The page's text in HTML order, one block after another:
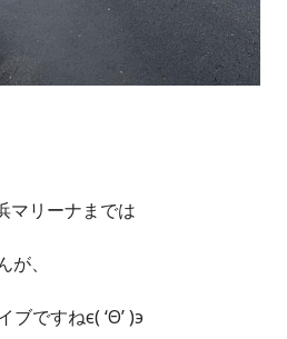
マリーナまでは
、
ブですねϵ( ‘Θ’ )϶